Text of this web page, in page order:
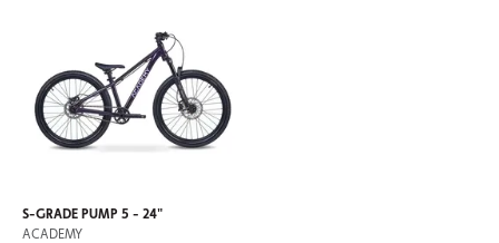
S-GRADE PUMP 5 - 24"
ACADEMY